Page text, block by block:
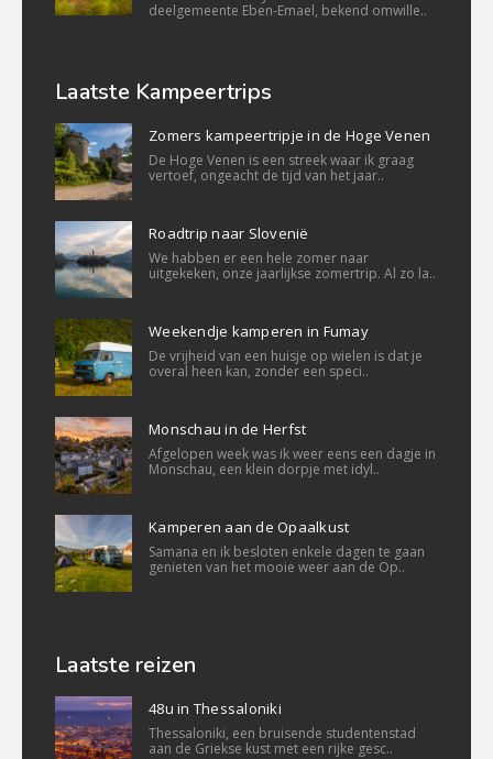
deelgemeente Eben-Emael, bekend omwille..
Laatste Kampeertrips
Zomers kampeertripje in de Hoge Venen
De Hoge Venen is een streek waar ik graag
vertoef, ongeacht de tijd van het jaar..
Roadtrip naar Slovenië
We habben er een hele zomer naar
uitgekeken, onze jaarlijkse zomertrip. Al zo la..
Weekendje kamperen in Fumay
De vrijheid van een huisje op wielen is dat je
overal heen kan, zonder een speci..
Monschau in de Herfst
Afgelopen week was ik weer eens een dagje in
Monschau, een klein dorpje met idyl..
Kamperen aan de Opaalkust
Samana en ik besloten enkele dagen te gaan
genieten van het mooie weer aan de Op..
Laatste reizen
48u in Thessaloniki
Thessaloniki, een bruisende studentenstad
aan de Griekse kust met een rijke gesc..